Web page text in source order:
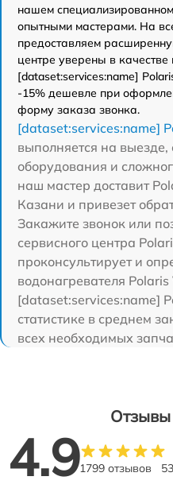
нашем
опытными мастерами. На
предоставляем
центре уверены в качестве
[dataset:services:name]
-15% дешевле при
форму заказа звонка.
[dataset:services:name]
выполняется на выезде,
оборудования и
наш мастер доставит
Казани и привезет
Закажите звонок или
сервисного центра
проконсультирует и
водонагревателя Polaris
[dataset:services:name]
статистике в среднем
всех необходимых
Отзывы
4.91799 отзывов